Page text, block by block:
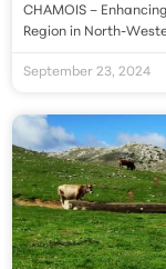
CHAMOIS –
Region in North-
September 23, 2024